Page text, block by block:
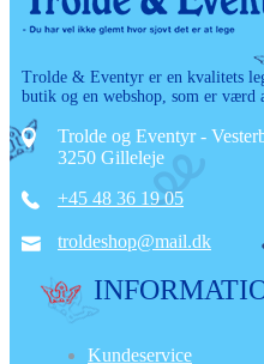
Trolde & Eventyr er en kvalitets
butik og en webshop, som er værd
Trolde og Eventyr -
3250 Gilleleje
+45 48 36 19 05
troldeshop@mail.dk
Kundeservice